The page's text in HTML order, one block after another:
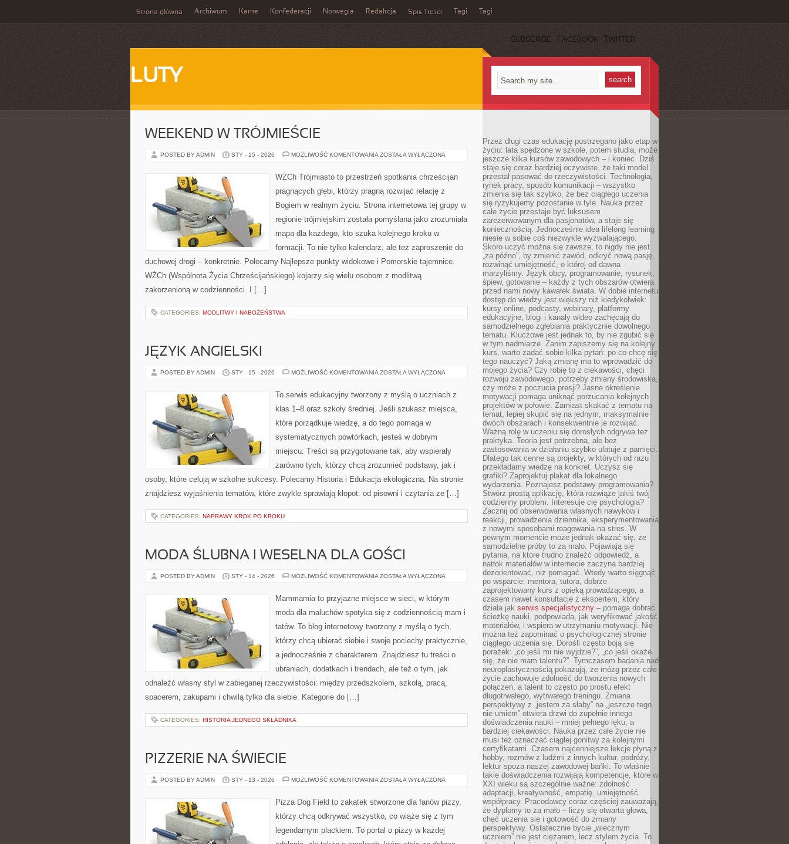
Strona główna Archiwum Karne Konfederacji Norwegia Redakcja Spis Treści Tagi Tagi
SUBSCRIBE FACEBOOK TWITTER
LUTY
WEEKEND W TRÓJMIEŚCIE
POSTED BY ADMIN STY - 15 - 2026 MOŻLIWOŚĆ KOMENTOWANIA WEEKEND
ZOSTAŁA WYŁĄCZONA
WŻCh Trójmiasto to przestrzeń spotkania chrześcijan
pragnących głębi, którzy pragną rozwijać relację z
Bogiem w realnym życiu. Strona internetowa tej grupy w
regionie trójmiejskim została pomyślana jako zrozumiała
mapa dla każdego, kto szuka kolejnego kroku w
formacji. To nie tylko kalendarz, ale też zaproszenie do
duchowej drogi – konkretnie. Polecamy Najlepsze punkty widokowe i Pomorskie tajemnice.
WŻCh (Wspólnota Życia Chrześcijańskiego) kojarzy się wielu osobom z modlitwą
zakorzenioną w codzienności. I […]
CATEGORIES: MODLITWY I NABOŻEŃSTWA
JĘZYK ANGIELSKI
POSTED BY ADMIN STY - 15 - 2026 MOŻLIWOŚĆ KOMENTOWANIA JĘZYK
ZOSTAŁA WYŁĄCZONA
To serwis edukacyjny tworzony z myślą o uczniach z
klas 1–8 oraz szkoły średniej. Jeśli szukasz miejsca,
które porządkuje wiedzę, a do tego pomaga w
systematycznych powtórkach, jesteś w dobrym
miejscu. Treści są przygotowane tak, aby wspierały
zarówno tych, którzy chcą zrozumieć podstawy, jak i
osoby, które celują w szkolne sukcesy. Polecamy Historia i Edukacja ekologiczna. Na stronie
znajdziesz wyjaśnienia tematów, które zwykle sprawiają kłopot: od pisowni i czytania ze […]
CATEGORIES: NAPRAWY KROK PO KROKU
MODA ŚLUBNA I WESELNA DLA GOŚCI
POSTED BY ADMIN STY - 14 - 2026 MOŻLIWOŚĆ KOMENTOWANIA MODA
WESELNA
DLA
ZOSTAŁA WYŁĄCZONA
Mammamia to przyjazne miejsce w sieci, w którym
moda dla maluchów spotyka się z codziennością mam i
tatów. To blog internetowy tworzony z myślą o tych,
którzy chcą ubierać siebie i swoje pociechy praktycznie,
a jednocześnie z charakterem. Znajdziesz tu treści o
ubraniach, dodatkach i trendach, ale też o tym, jak
odnaleźć własny styl w zabieganej rzeczywistości: między przedszkolem, szkołą, pracą,
spacerem, zakupami i chwilą tylko dla siebie. Kategorie do […]
CATEGORIES: HISTORIA JEDNEGO SKŁADNIKA
PIZZERIE NA ŚWIECIE
POSTED BY ADMIN STY - 13 - 2026 MOŻLIWOŚĆ KOMENTOWANIA PIZZERIE
ZOSTAŁA WYŁĄCZONA
Pizza Dog Field to zakątek stworzone dla fanów pizzy,
którzy chcą odkrywać wszystko, co wiąże się z tym
legendarnym plackiem. To portal o pizzy w każdej
Przez długi czas edukację postrzegano jako etap w
życiu: lata spędzone w szkole, potem studia, może
jeszcze kilka kursów zawodowych – i koniec. Dziś
staje się coraz bardziej oczywiste, że taki model
przestał pasować do rzeczywistości. Technologia,
rynek pracy, sposób komunikacji – wszystko
zmienia się tak szybko, że bez ciągłego uczenia
się ryzykujemy pozostanie w tyle. Nauka przez
całe życie przestaje być luksusem
zarezerwowanym dla pasjonatów, a staje się
koniecznością. Jednocześnie idea lifelong learning
niesie w sobie coś niezwykle wyzwalającego.
Skoro uczyć można się zawsze, to nigdy nie jest
„za późno”, by zmienić zawód, odkryć nową pasję,
rozwinąć umiejętność, o której od dawna
marzyliśmy. Język obcy, programowanie, rysunek,
śpiew, gotowanie – każdy z tych obszarów otwiera
przed nami nowy kawałek świata. W dobie internetu
dostęp do wiedzy jest większy niż kiedykolwiek:
kursy online, podcasty, webinary, platformy
edukacyjne, blogi i kanały wideo zachęcają do
samodzielnego zgłębiania praktycznie dowolnego
tematu. Kluczowe jest jednak to, by nie zgubić się
w tym nadmiarze. Zanim zapiszemy się na kolejny
kurs, warto zadać sobie kilka pytań: po co chcę się
tego nauczyć? Jaką zmianę ma to wprowadzić do
mojego życia? Czy robię to z ciekawości, chęci
rozwoju zawodowego, potrzeby zmiany środowiska,
czy może z poczucia presji? Jasne określenie
motywacji pomaga uniknąć porzucania kolejnych
projektów w połowie. Zamiast skakać z tematu na
temat, lepiej skupić się na jednym, maksymalnie
dwóch obszarach i konsekwentnie je rozwijać.
Ważną rolę w uczeniu się dorosłych odgrywa też
praktyka. Teoria jest potrzebna, ale bez
zastosowania w działaniu szybko ulatuje z pamięci.
Dlatego tak cenne są projekty, w których od razu
przekładamy wiedzę na konkret. Uczysz się
grafiki? Zaprojektuj plakat dla lokalnego
wydarzenia. Poznajesz podstawy programowania?
Stwórz prostą aplikację, która rozwiąże jakiś twój
codzienny problem. Interesuje cię psychologia?
Zacznij od obserwowania własnych nawyków i
reakcji, prowadzenia dziennika, eksperymentowania
z nowymi sposobami reagowania na stres. W
pewnym momencie może jednak okazać się, że
samodzielne próby to za mało. Pojawiają się
pytania, na które trudno znaleźć odpowiedź, a
natłok materiałów w internecie zaczyna bardziej
dezorientować, niż pomagać. Wtedy warto sięgnąć
po wsparcie: mentora, tutora, dobrze
zaprojektowany kurs z opieką prowadzącego, a
czasem nawet konsultacje z ekspertem, który
działa jak serwis specjalistyczny – pomaga dobrać
ścieżkę nauki, podpowiada, jak weryfikować jakość
materiałów, i wspiera w utrzymaniu motywacji. Nie
można też zapominać o psychologicznej stronie
ciągłego uczenia się. Dorośli często boją się
porażek: „co jeśli mi nie wyjdzie?”, „co jeśli okaże
się, że nie mam talentu?”. Tymczasem badania nad
neuroplastycznością pokazują, że mózg przez całe
życie zachowuje zdolność do tworzenia nowych
połączeń, a talent to często po prostu efekt
długotrwałego, wytrwałego treningu. Zmiana
perspektywy z „jestem za słaby” na „jeszcze tego
nie umiem” otwiera drzwi do zupełnie innego
doświadczenia nauki – mniej pełnego lęku, a
bardziej ciekawości. Nauka przez całe życie nie
musi też oznaczać ciągłej gonitwy za kolejnymi
certyfikatami. Czasem najcenniejsze lekcje płyną z
hobby, rozmów z ludźmi z innych kultur, podróży,
lektur spoza naszej zawodowej bańki. To właśnie
takie doświadczenia rozwijają kompetencje, które w
XXI wieku są szczególnie ważne: zdolność
adaptacji, kreatywność, empatię, umiejętność
współpracy. Pracodawcy coraz częściej zauważają,
że dyplomy to za mało – liczy się otwarta głowa,
chęć uczenia się i gotowość do zmiany
perspektywy. Ostatecznie bycie „wiecznym
uczniem” nie jest ciężarem, lecz stylem życia. To